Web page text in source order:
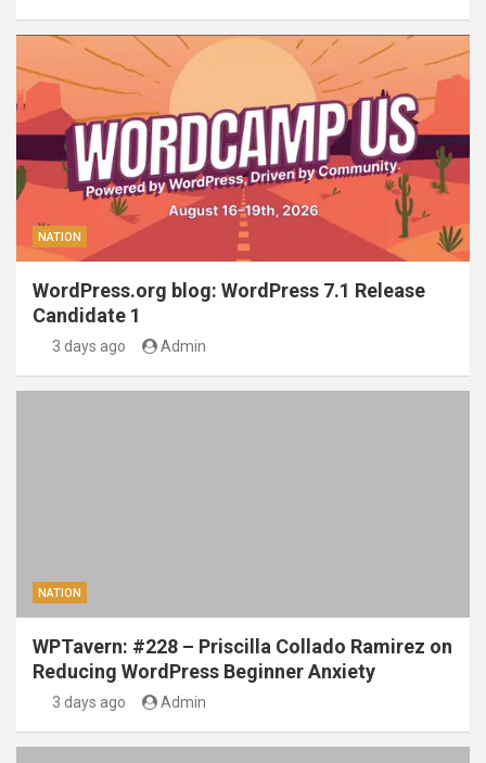
NATION
WordPress.org blog: WordPress 7.1 Release
Candidate 1
3 days ago Admin
NATION
WPTavern: #228 – Priscilla Collado Ramirez on
Reducing WordPress Beginner Anxiety
3 days ago Admin